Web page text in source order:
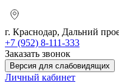
г. Краснодар, Дальний
+7 (952) 8-111-333
Заказать звонок
Версия для слабовидящих
Личный кабинет